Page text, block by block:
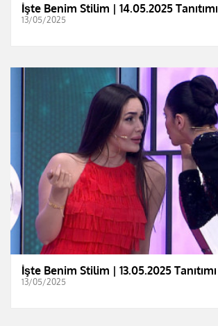
İşte Benim Stilim | 14.05.2025 Tanıtımı
13/05/2025
İşte Benim Stilim | 13.05.2025 Tanıtımı
13/05/2025